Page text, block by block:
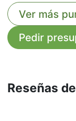
Ver más
Pedir
Reseñas